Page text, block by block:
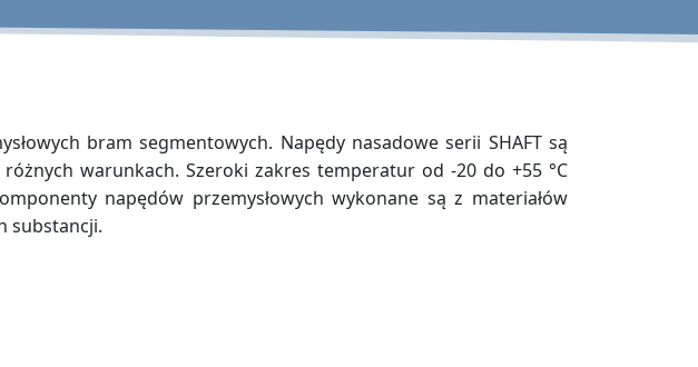
bram segmentowych. Napędy nasadowe serii SHAFT są
warunkach. Szeroki zakres temperatur od -20 do +55 °C
napędów przemysłowych wykonane są z materiałów
substancji.